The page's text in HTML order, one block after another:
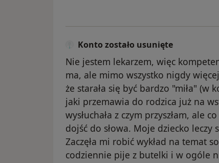
Konto zostało usunięte
Nie jestem lekarzem, więc
ma, ale mimo wszystko nigdy
że starała się być bardzo "miła" (w
jaki przemawia do rodzica już na
wysłuchała z czym przyszłam, ale
dojść do słowa. Moje dziecko leczy
Zaczęła mi robić wykład na temat
codziennie pije z butelki i w ogóle